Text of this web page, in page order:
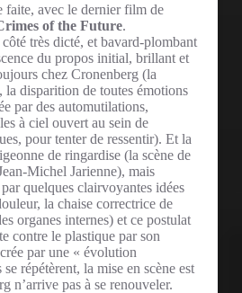
faite, avec le dernier film de
of the Future.
très dicté, et bavard-plombant
du propos initial, brillant et
chez Cronenberg (la
la disparition de toutes émotions
par des automutilations,
à ciel ouvert au sein de
pour tenter de ressentir). Et la
de ringardise (la scène de
Michel Jarienne), mais
quelques clairvoyantes idées
la chaise correctrice de
organes internes) et ce postulat
contre le plastique par son
par une « évolution
répétèrent, la mise en scène est
n’arrive pas à se renouveler.